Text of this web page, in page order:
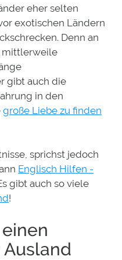
eher selten
exotischen Ländern
Denn an
mittlerweile
gibt auch die
in den
große Liebe zu finden
sprichst jedoch
Englisch Hilfen -
gibt auch so viele
!